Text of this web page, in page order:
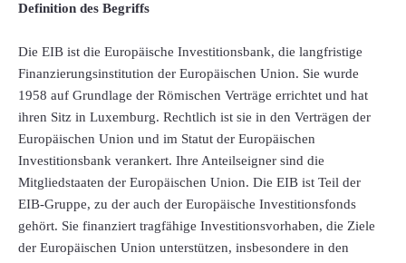
Definition des Begriffs
Die EIB ist die Europäische Investitionsbank, die langfristige
Finanzierungsinstitution der Europäischen Union. Sie wurde
1958 auf Grundlage der Römischen Verträge errichtet und hat
ihren Sitz in Luxemburg. Rechtlich ist sie in den Verträgen der
Europäischen Union und im Statut der Europäischen
Investitionsbank verankert. Ihre Anteilseigner sind die
Mitgliedstaaten der Europäischen Union. Die EIB ist Teil der
EIB-Gruppe, zu der auch der Europäische Investitionsfonds
gehört. Sie finanziert tragfähige Investitionsvorhaben, die Ziele
der Europäischen Union unterstützen, insbesondere in den